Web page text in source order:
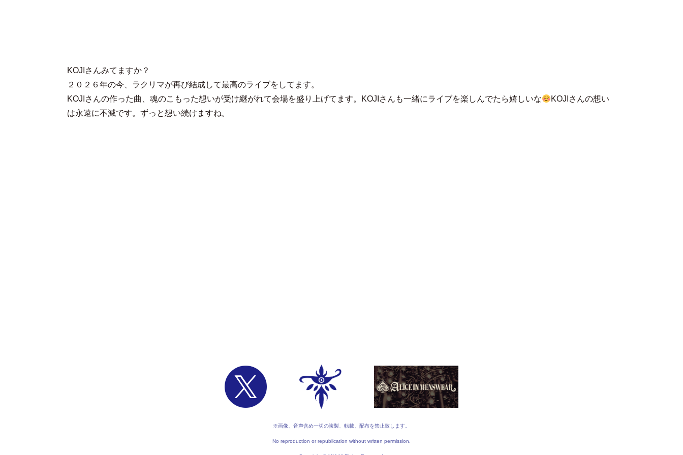
KOJIさんみてますか？
２０２６年の今、ラクリマが再び結成して最高のライブをしてます。
KOJIさんの作った曲、魂のこもった想いが受け継がれて会場を盛り上げてます。KOJIさんも一緒にライブを楽しんでたら嬉しいな
KOJIさんの想い
は永遠に不滅です。ずっと想い続けますね。
※画像、音声含め一切の複製、転載、配布を禁止致します。
No reproduction or republication without written permission.